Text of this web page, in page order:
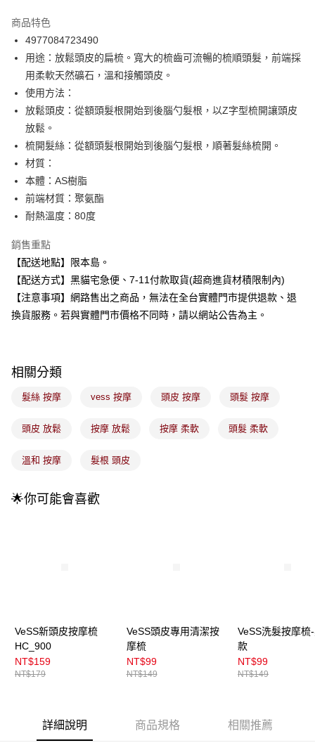
合作金庫商業銀行
華南商業銀行
上海商業儲蓄銀行
台北富邦商業銀行
國泰世華商業銀行
臺灣中小企業銀行
匯豐（台灣）商業銀行
華泰商業銀行
聯邦商業銀行
遠東國際商業銀行
元大商業銀行
玉山商業銀行
星展（台灣）商業銀行
台新國際商業銀行
台灣樂天信用卡公司
LINE Pay
Apple Pay
街口支付
Google Pay
大哥付你分期
【大哥付你分期使用說明】
1.本服務由台灣大哥大提供，台灣大哥大用戶可立即使用無須另外申請。
2.付款方式選擇「大哥付你分期」，訂單成立後會自動跳轉到大哥付的交易
流程，驗證手機門號後，選擇欲分期的期數、繳款截止日，確認付款後即完
成交易。
3.實際核准額度、可分期數及費用金額請依後續交易確認頁面所載為準。
1.分期款項不併入電信帳單，「大哥付你分期」於每月結算日後寄送繳費提
2.透過簡訊連結打開帳單後，可選擇「超商條碼／台灣大直營門市／銀行轉
用戶於交易時，得透過本服務購買商品或服務，並由商店將買賣／分期付款
資料（包含姓名、電話或地址）提供予台灣大哥大進項蒐集、處理及利用，
ATM付款
運送方式
全家取貨付款
每筆NT$100，滿NT$899(含以上)免運費
每筆NT$100，滿NT$899(含以上)免運費
宅配
商品特色
4977084723490
用途：放鬆頭皮的扁梳。寬大的梳齒可流暢的梳順頭髮，前端採
用柔軟天然礦石，溫和接觸頭皮。
使用方法：
放鬆頭皮：從額頭髮根開始到後腦勺髮根，以Z字型梳開讓頭皮
放鬆。
梳開髮絲：從額頭髮根開始到後腦勺髮根，順著髮絲梳開。
材質：
本體：AS樹脂
前端材質：聚氨酯
耐熱溫度：80度
銷售重點
【配送地點】限本島。
【配送方式】黑貓宅急便、7-11付款取貨(超商進貨材積限制內)
【注意事項】網路售出之商品，無法在全台實體門市提供退款、退
換貨服務。若與實體門市價格不同時，請以網站公告為主。
相關分類
髮絲 按摩 vess 按摩 頭皮 按摩 頭髮 按摩
頭皮 放鬆 按摩 放鬆 按摩 柔軟 頭髮 柔軟
溫和 按摩 髮根 頭皮
🌟你可能會喜歡
VeSS新頭皮按摩梳
HC_900
NT$159
NT$179
VeSS頭皮專用清潔按
摩梳
NT$99
NT$149
VeSS洗髮按摩梳
款
NT$99
NT$149
詳細說明 商品規格 相關推薦